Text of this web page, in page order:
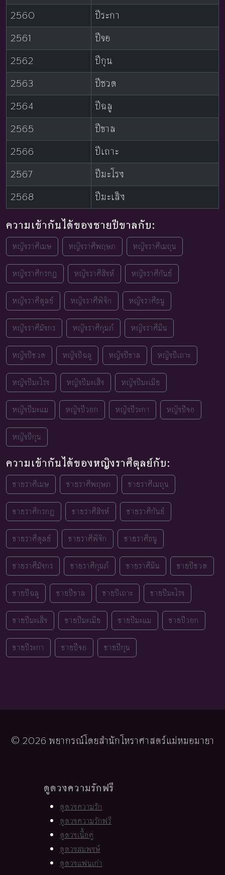
2560
ปีระกา
2561
ปีจอ
2562
ปีกุน
2563
ปีชวด
2564
ปีฉลู
2565
ปีขาล
2566
ปีเถาะ
2567
ปีมะโรง
2568
ปีมะเส็ง
ความเข้ากันได้ของชายปีขาลกับ:
หญิงราศีเมษ หญิงราศีพฤษภ หญิงราศีเมถุน
หญิงราศีกรกฎ หญิงราศีสิงห์ หญิงราศีกันย์
หญิงราศีตุลย์ หญิงราศีพิจิก หญิงราศีธนู
หญิงราศีมังกร หญิงราศีกุมภ์ หญิงราศีมีน
หญิงปีชวด หญิงปีฉลู หญิงปีขาล หญิงปีเถาะ
หญิงปีมะโรง หญิงปีมะเส็ง หญิงปีมะเมีย
หญิงปีมะแม หญิงปีวอก หญิงปีระกา หญิงปีจอ
หญิงปีกุน
ความเข้ากันได้ของหญิงราศีตุลย์กับ:
ชายราศีเมษ ชายราศีพฤษภ ชายราศีเมถุน
ชายราศีกรกฎ ชายราศีสิงห์ ชายราศีกันย์
ชายราศีตุลย์ ชายราศีพิจิก ชายราศีธนู
ชายราศีมังกร ชายราศีกุมภ์ ชายราศีมีน ชายปีชวด
ชายปีฉลู ชายปีขาล ชายปีเถาะ ชายปีมะโรง
ชายปีมะเส็ง ชายปีมะเมีย ชายปีมะแม ชายปีวอก
ชายปีระกา ชายปีจอ ชายปีกุน
© 2026 พยากรณ์โดยสำนักโหราศาสตร์แม่หมอมายา
ดูดวงความรักฟรี
ดูดวงความรัก
ดูดวงความรักฟรี
ดูดวงเนื้อคู่
ดูดวงสมพงษ์
ดูดวงแฟนเก่า